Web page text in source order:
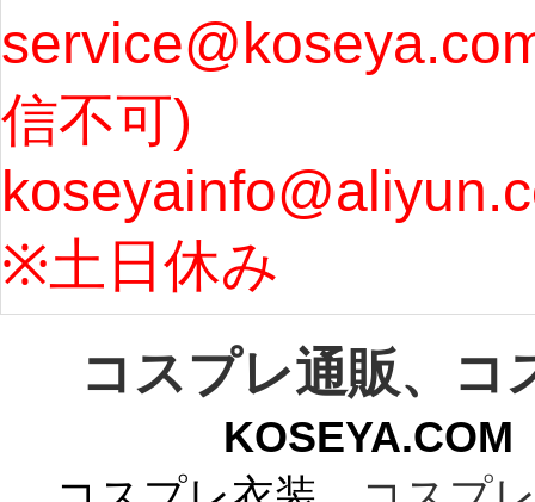
まで
う...
信不可)
※土日休み
コスプレ通販、コ